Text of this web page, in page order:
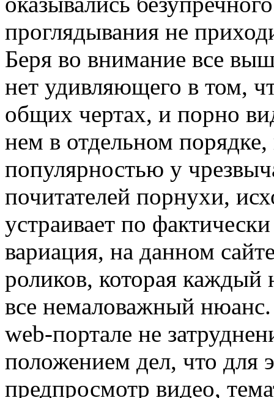
проглядывания не
Беря во внимание все
нет удивляющего в том,
общих чертах, и порно
нем в отдельном
популярностью у
почитателей порнухи,
устраивает по
вариация, на данном
роликов, которая каждый
все немаловажный нюанс.
web-портале не
положением дел, что для
предпросмотр видео,